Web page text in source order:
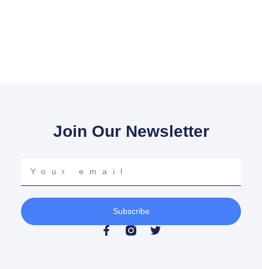
Join Our Newsletter
Subscribe
F
a
T